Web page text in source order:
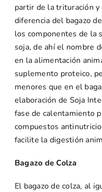
partir de la trituración y
diferencia del bagazo
los componentes de la
soja, de ahí el nombre
en la alimentación
suplemento proteico,
menores que en el
elaboración de Soja
fase de calentamiento
compuestos
facilite la digestión
Bagazo de Colza
El bagazo de colza, al